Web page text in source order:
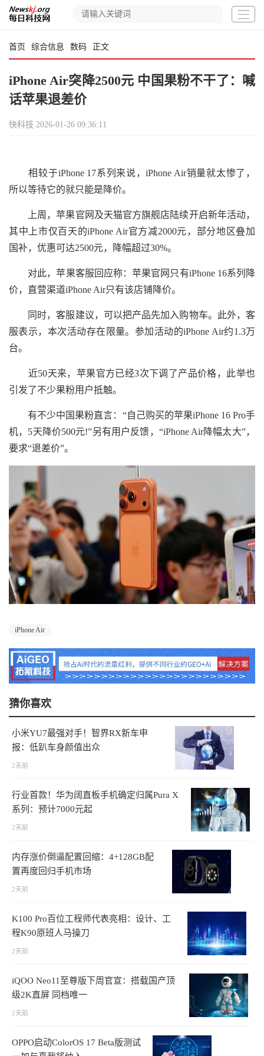
首页 综合信息 数码 正文
iPhone Air突降2500元 中国果粉不干了：喊
话苹果退差价
快科技 2026-01-26 09:36:11
相较于iPhone 17系列来说，iPhone Air销量就太惨了，
所以等待它的就只能是降价。
上周，苹果官网及天猫官方旗舰店陆续开启新年活动，
其中上市仅百天的iPhone Air官方减2000元，部分地区叠加
国补，优惠可达2500元，降幅超过30%。
对此，苹果客服回应称：苹果官网只有iPhone 16系列降
价，直营渠道iPhone Air只有该店铺降价。
同时，客服建议，可以把产品先加入购物车。此外，客
服表示，本次活动存在限量。参加活动的iPhone Air约1.3万
台。
近50天来，苹果官方已经3次下调了产品价格，此举也
引发了不少果粉用户抵触。
有不少中国果粉直言：“自己购买的苹果iPhone 16 Pro手
机，5天降价500元!”另有用户反馈，“iPhone Air降幅太大”，
要求“退差价”。
iPhone Air
猜你喜欢
小米YU7最强对手！智界RX新车申
报：低趴车身颜值出众
2天前
行业首款！华为阔直板手机确定归属Pura X
系列：预计7000元起
2天前
内存涨价倒逼配置回缩：4+128GB配
置再度回归手机市场
2天前
K100 Pro百位工程师代表亮相：设计、工
程K90原班人马操刀
2天前
iQOO Neo11至尊版下周官宣：搭载国产顶
级2K直屏 同档唯一
2天前
OPPO启动ColorOS 17 Beta版测试